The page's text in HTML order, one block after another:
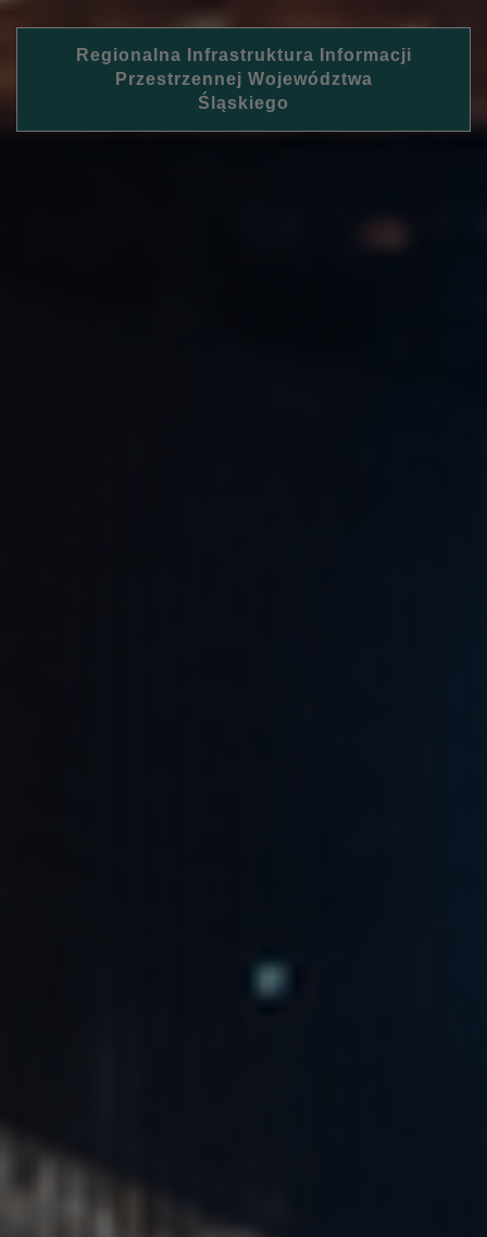
Regionalna Infrastruktura Informacji
Przestrzennej Województwa
Śląskiego